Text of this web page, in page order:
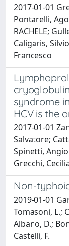
2017-01-01
Pontarelli,
RACHELE;
Caligaris,
Francesco
syndrome
HCV is the
2017-01-01
Salvatore;
Spinetti,
Grecchi,
Non-
2019-01-01
Tomasoni, L.;
Albano, D.;
Castelli, F.